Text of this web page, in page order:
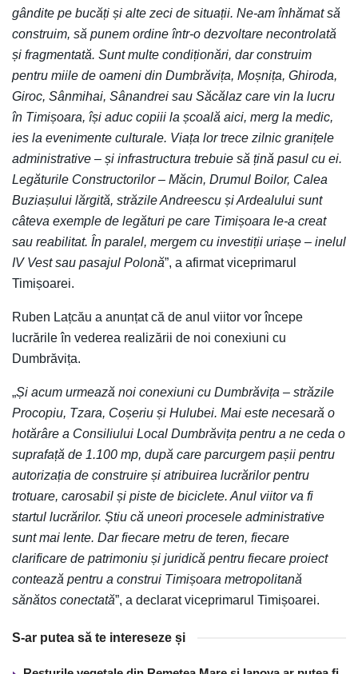
gândite pe bucăți și alte zeci de situații. Ne-am înhămat să
construim, să punem ordine într-o dezvoltare necontrolată
și fragmentată. Sunt multe condiționări, dar construim
pentru miile de oameni din Dumbrăvița, Moșnița, Ghiroda,
Giroc, Sânmihai, Sânandrei sau Săcălaz care vin la lucru
în Timișoara, își aduc copiii la școală aici, merg la medic,
ies la evenimente culturale. Viața lor trece zilnic granițele
administrative – și infrastructura trebuie să țină pasul cu ei.
Legăturile Constructorilor – Măcin, Drumul Boilor, Calea
Buziașului lărgită, străzile Andreescu și Ardealului sunt
câteva exemple de legături pe care Timișoara le-a creat
sau reabilitat. În paralel, mergem cu investiții uriașe – inelul
IV Vest sau pasajul Polonă”, a afirmat viceprimarul
Timișoarei.
Ruben Lațcău a anunțat că de anul viitor vor începe
lucrările în vederea realizării de noi conexiuni cu
Dumbrăvița.
„Și acum urmează noi conexiuni cu Dumbrăvița – străzile
Procopiu, Tzara, Coșeriu și Hulubei. Mai este necesară o
hotărâre a Consiliului Local Dumbrăvița pentru a ne ceda o
suprafață de 1.100 mp, după care parcurgem pașii pentru
autorizația de construire și atribuirea lucrărilor pentru
trotuare, carosabil și piste de biciclete. Anul viitor va fi
startul lucrărilor. Știu că uneori procesele administrative
sunt mai lente. Dar fiecare metru de teren, fiecare
clarificare de patrimoniu și juridică pentru fiecare proiect
contează pentru a construi Timișoara metropolitană
sănătos conectată”, a declarat viceprimarul Timișoarei.
S-ar putea să te intereseze și